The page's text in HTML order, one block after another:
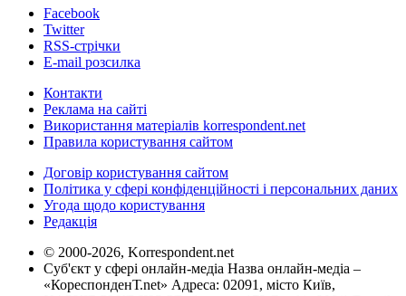
Facebook
Twitter
RSS-стрічки
E-mail розсилка
Контакти
Реклама на сайті
Використання матеріалів korrespondent.net
Правила користування сайтом
Договір користування сайтом
Політика у сфері конфіденційності і персональних даних
Угода щодо користування
Редакція
© 2000-2026, Korrespondent.net
Суб'єкт у сфері онлайн-медіа Назва онлайн-медіа –
«КореспонденТ.net» Адреса: 02091, місто Київ,